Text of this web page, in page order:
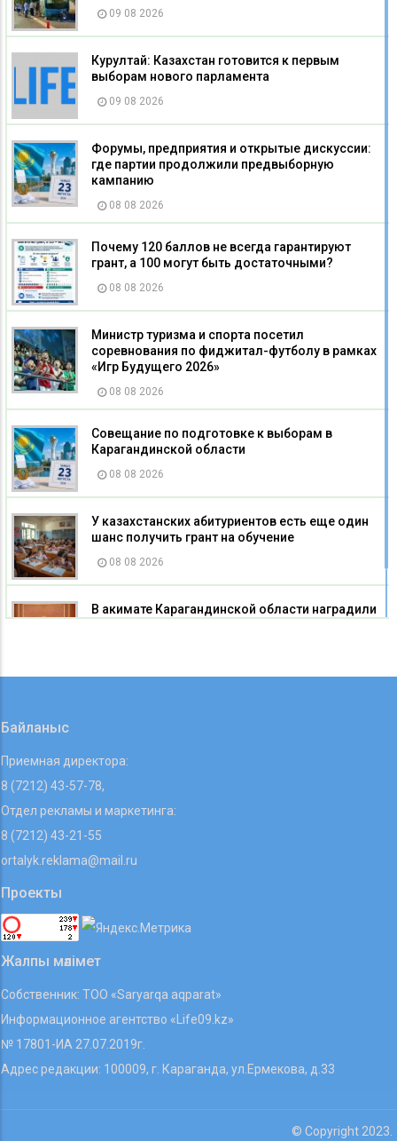
09 08 2026
Курултай: Казахстан готовится к первым
выборам нового парламента
09 08 2026
Форумы, предприятия и открытые дискуссии:
где партии продолжили предвыборную
кампанию
08 08 2026
Почему 120 баллов не всегда гарантируют
грант, а 100 могут быть достаточными?
08 08 2026
Министр туризма и спорта посетил
соревнования по фиджитал-футболу в рамках
«Игр Будущего 2026»
08 08 2026
Совещание по подготовке к выборам в
Карагандинской области
08 08 2026
У казахстанских абитуриентов есть еще один
шанс получить грант на обучение
08 08 2026
В акимате Карагандинской области наградили
Байланыс
Приемная директора:
8 (7212) 43-57-78,
Отдел рекламы и маркетинга:
8 (7212) 43-21-55
ortalyk.reklama@mail.ru
Проекты
Жалпы мәлімет
Собственник: ТОО «Saryarqa aqparat»
Информационное агентство «Life09.kz»
№ 17801-ИА 27.07.2019г.
Адрес редакции: 100009, г. Караганда, ул.Ермекова, д.33
© Copyright 2023.